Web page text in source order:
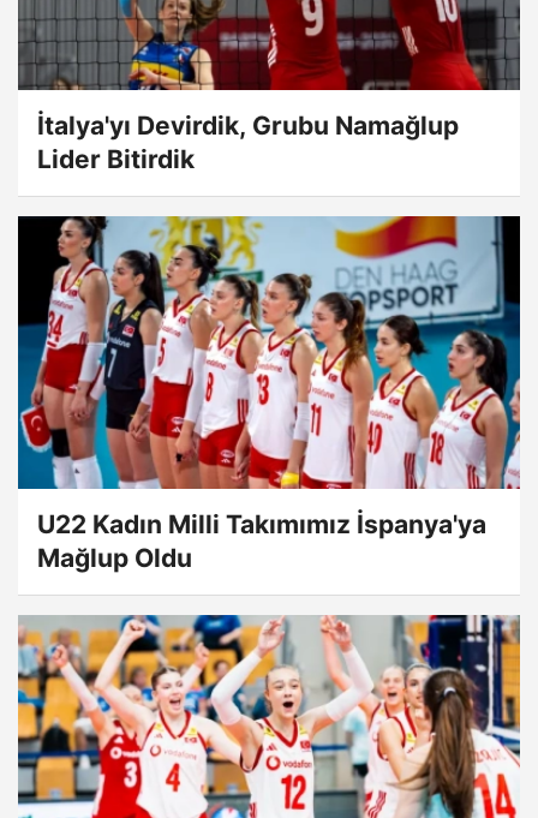
İtalya'yı Devirdik, Grubu Namağlup
Lider Bitirdik
U22 Kadın Milli Takımımız İspanya'ya
Mağlup Oldu